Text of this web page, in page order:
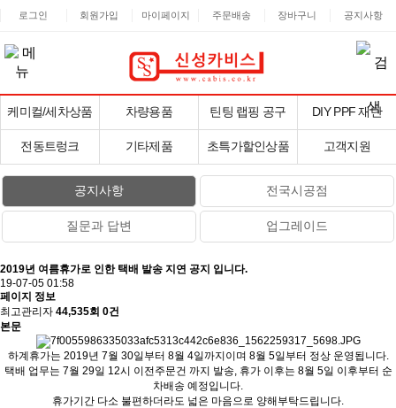
로그인 회원가입 마이페이지 주문배송 장바구니 공지사항
케미컬/세차상품 차량용품 틴팅 랩핑 공구 DIY PPF 재단
전동트렁크 기타제품 초특가할인상품 고객지원
공지사항 전국시공점
질문과 답변 업그레이드
2019년 여름휴가로 인한 택배 발송 지연 공지 입니다.
19-07-05 01:58
페이지 정보
최고관리자 44,535회 0건
본문
하계휴가는 2019년 7월 30일부터 8월 4일까지이며 8월 5일부터 정상 운영됩니다.
택배 업무는 7월 29일 12시 이전주문건 까지 발송, 휴가 이후는 8월 5일 이후부터 순
차배송 예정입니다.
휴가기간 다소 불편하더라도 넓은 마음으로 양해부탁드립니다.